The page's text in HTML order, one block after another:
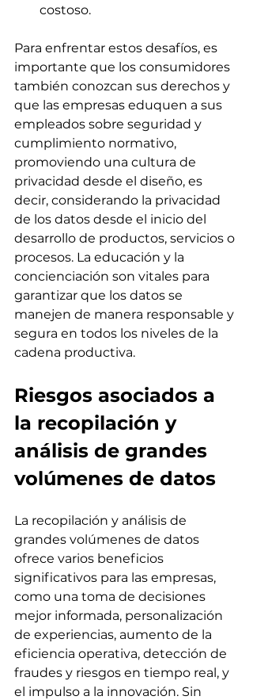
costoso.
Para enfrentar estos desafíos, es
importante que los consumidores
también conozcan sus derechos y
que las empresas eduquen a sus
empleados sobre seguridad y
cumplimiento normativo,
promoviendo una cultura de
privacidad desde el diseño, es
decir, considerando la privacidad
de los datos desde el inicio del
desarrollo de productos, servicios o
procesos. La educación y la
concienciación son vitales para
garantizar que los datos se
manejen de manera responsable y
segura en todos los niveles de la
cadena productiva.
Riesgos asociados a
la recopilación y
análisis de grandes
volúmenes de datos
La recopilación y análisis de
grandes volúmenes de datos
ofrece varios beneficios
significativos para las empresas,
como una toma de decisiones
mejor informada, personalización
de experiencias, aumento de la
eficiencia operativa, detección de
fraudes y riesgos en tiempo real, y
el impulso a la innovación. Sin